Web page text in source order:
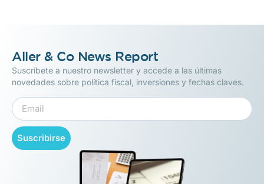
Aller & Co News Report
Suscríbete a nuestro newsletter y accede a las últimas
novedades sobre política fiscal, inversiones y fechas claves.
Suscribirse